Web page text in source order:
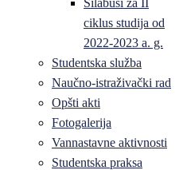
Silabusi za II
ciklus studija od
2022-2023 a. g.
Studentska služba
Naučno-istraživački rad
Opšti akti
Fotogalerija
Vannastavne aktivnosti
Studentska praksa